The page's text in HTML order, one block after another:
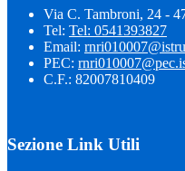
Via C. Tambroni, 24 -
Tel: Tel: 0541393827
Email:
PEC:
C.F.: 82007810409
Sezione Link Utili